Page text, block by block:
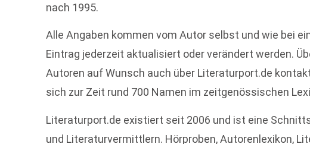
nach 1995.
Alle Angaben kommen vom Autor selbst und wie bei
Eintrag jederzeit aktualisiert oder verändert werden.
Autoren auf Wunsch auch über Literaturport.de
sich zur Zeit rund 700 Namen im zeitgenössischen
Literaturport.de existiert seit 2006 und ist eine
und Literaturvermittlern. Hörproben, Autorenlexikon,